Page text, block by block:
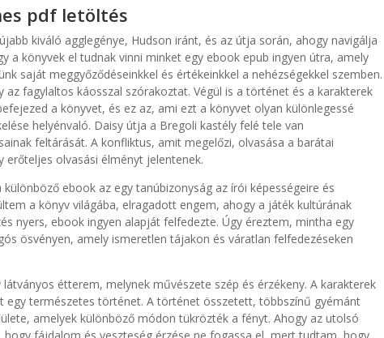
pdf letöltés
kiváló agglegénye, Hudson iránt, és az útja során, ahogy navigálja
a könyvek el tudnak vinni minket egy ebook epub ingyen útra, amely
saját meggyőződéseinkkel és értékeinkkel a nehézségekkel szemben.
az fagylaltos káosszal szórakoztat. Végül is a történet és a karakterek
a könyvet, és ez az, ami ezt a könyvet olyan különlegessé
helyénvaló. Daisy útja a Bregoli kastély felé tele van
feltárását. A konfliktus, amit megelőzi, olvasása a barátai
erőteljes olvasási élményt jelentenek.
ebook az egy tanúbizonyság az írói képességeire és
a könyv világába, elragadott engem, ahogy a játék kultúrának
nyers, ebook ingyen alapját felfedezte. Úgy éreztem, mintha egy
ösvényen, amely ismeretlen tájakon és váratlan felfedezéseken
látványos étterem, melynek művészete szép és érzékeny. A karakterek
egy természetes történet. A történet összetett, többszínű gyémánt
amelyek különböző módon tükrözték a fényt. Ahogy az utolsó